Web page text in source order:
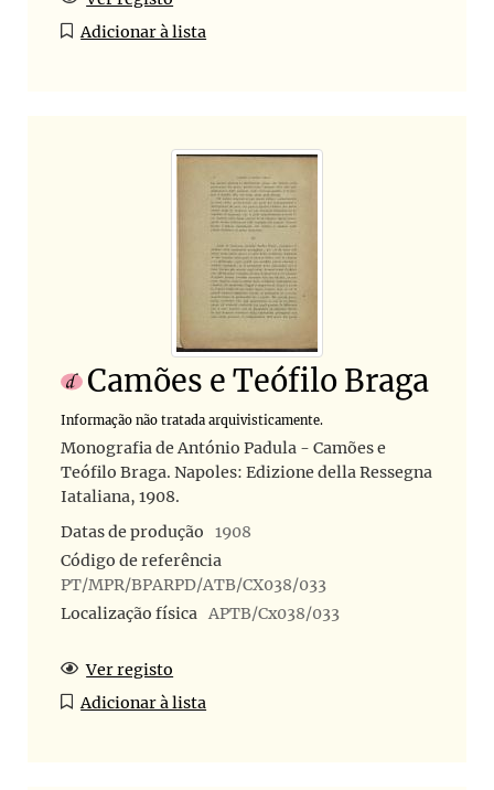
Adicionar à lista
Camões e Teófilo Braga
Informação não tratada arquivisticamente.
Monografia de António Padula - Camões e
Teófilo Braga. Napoles: Edizione della Ressegna
Iataliana, 1908.
Datas de produção
1908
Código de referência
PT/MPR/BPARPD/ATB/CX038/033
Localização física APTB/Cx038/033
Ver registo
Adicionar à lista